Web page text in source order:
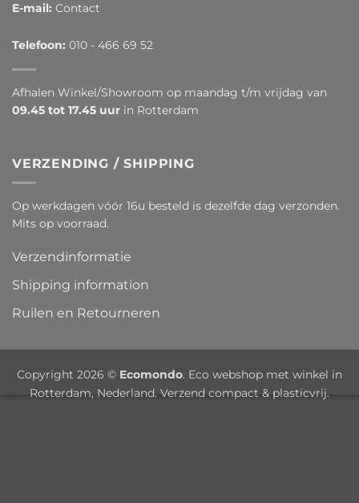
E-mail: Contact
Telefoon: 010 - 466 69 52
Afhalen Winkel/Showroom op maandag t/m vrijdag van
09.45 tot 17.45 uur in Rotterdam
VERZENDING / SHIPPING
Op werkdagen vóór 16u besteld is dezelfde dag verzonden.
Mits op voorraad.
Verzendinformatie
Shipping information
Ruilen en Retourneren
Copyright 2026 © Ecomondo. Eco webshop met winkel in
Rotterdam, Nederland. Verzend compact & plasticvrij.